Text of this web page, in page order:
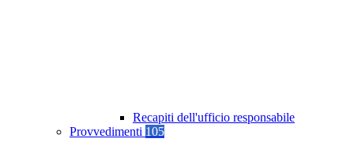
Recapiti dell'ufficio responsabile
Provvedimenti 105